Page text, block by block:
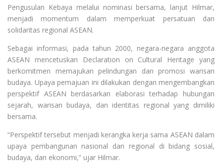
Pengusulan Kebaya melalui nominasi bersama, lanjut Hilmar,
menjadi momentum dalam memperkuat persatuan dan
solidaritas regional ASEAN.
Sebagai informasi, pada tahun 2000, negara-negara anggota
ASEAN mencetuskan Declaration on Cultural Heritage yang
berkomitmen memajukan pelindungan dan promosi warisan
budaya. Upaya pemajuan ini dilakukan dengan mengembangkan
perspektif ASEAN berdasarkan elaborasi terhadap hubungan
sejarah, warisan budaya, dan identitas regional yang dimiliki
bersama.
“Perspektif tersebut menjadi kerangka kerja sama ASEAN dalam
upaya pembangunan nasional dan regional di bidang sosial,
budaya, dan ekonomi,” ujar Hilmar.